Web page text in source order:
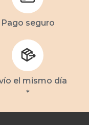
Pago seguro
el mismo día
*